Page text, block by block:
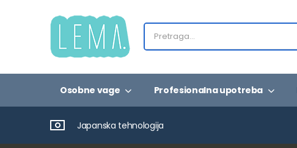
Osobne vage Profesionalna upotreba
Japanska tehnologija